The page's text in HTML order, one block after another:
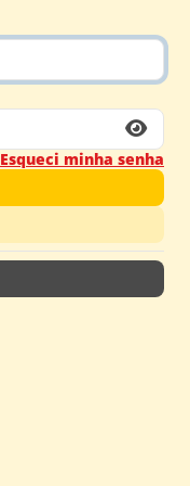
Esqueci minha senha